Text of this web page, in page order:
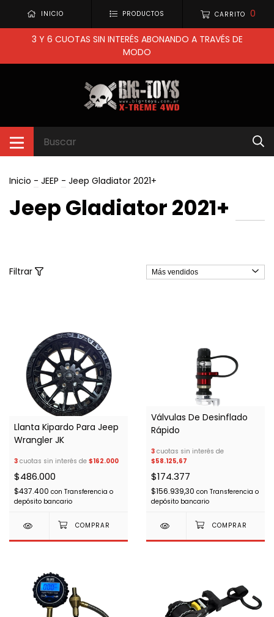
INICIO PRODUCTOS CARRITO 0
3 Y 6 CUOTAS SIN INTERÉS ABONANDO A TRAVÉS DE
MODO
Inicio - JEEP - Jeep Gladiator 2021+
Jeep Gladiator 2021+
Filtrar
Llanta Kipardo Para Jeep
Wrangler JK
3 cuotas sin interés de $162.000
$486.000
$437.400 con Transferencia o
depósito bancario
Válvulas De Desinflado
Rápido
3 cuotas sin interés de
$58.125,67
$174.377
$156.939,30 con Transferencia o
depósito bancario